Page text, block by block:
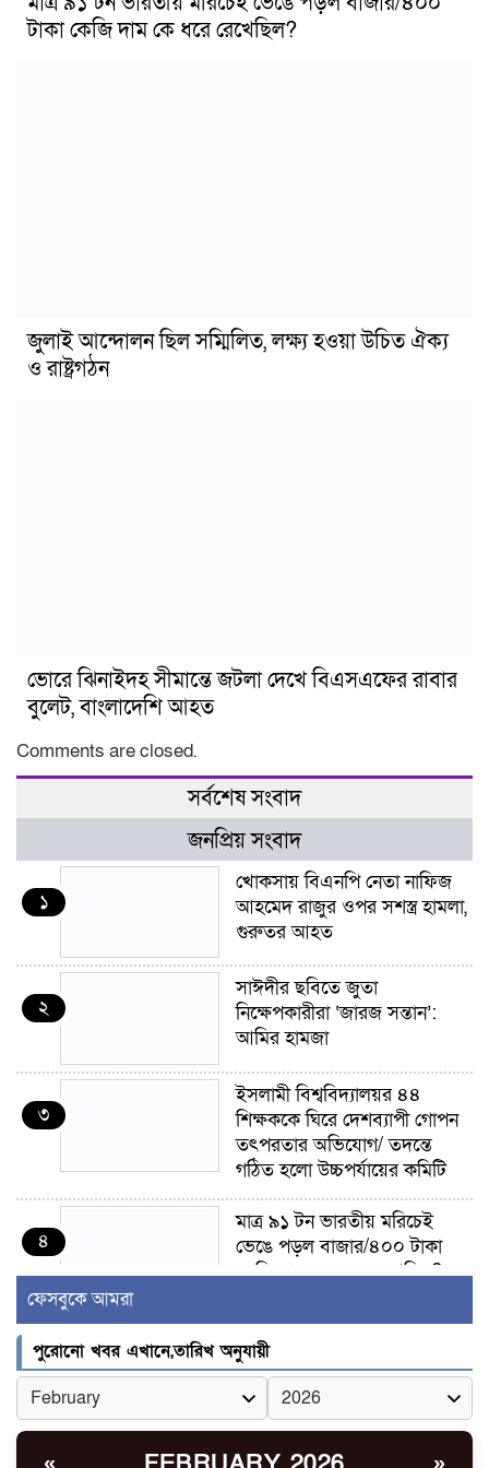
টাকা কেজি দাম কে ধরে রেখেছিল?
জুলাই আন্দোলন ছিল সম্মিলিত, লক্ষ্য হওয়া উচিত ঐক্য
ও রাষ্ট্রগঠন
ভোরে ঝিনাইদহ সীমান্তে জটলা দেখে বিএসএফের রাবার
বুলেট, বাংলাদেশি আহত
Comments are closed.
সর্বশেষ সংবাদ
জনপ্রিয় সংবাদ
১
খোকসায় বিএনপি নেতা নাফিজ
আহমেদ রাজুর ওপর সশস্ত্র হামলা,
গুরুতর আহত
২
সাঈদীর ছবিতে জুতা
নিক্ষেপকারীরা ‘জারজ সন্তান’:
আমির হামজা
৩
ইসলামী বিশ্ববিদ্যালয়র ৪৪
শিক্ষককে ঘিরে দেশব্যাপী গোপন
তৎপরতার অভিযোগ/ তদন্তে
গঠিত হলো উচ্চপর্যায়ের কমিটি
৪
মাত্র ৯১ টন ভারতীয় মরিচেই
ভেঙে পড়ল বাজার/৪০০ টাকা
কেজি দাম কে ধরে রেখেছিল?
৫
জুলাই আন্দোলন ছিল সম্মিলিত,
লক্ষ্য হওয়া উচিত ঐক্য ও
রাষ্ট্রগঠন
ভোরে ঝিনাইদহ সীমান্তে জটলা
দেখে বিএসএফের রাবার বুলেট,
ফেসবুকে আমরা
পুরোনো খবর এখানে,তারিখ অনুযায়ী